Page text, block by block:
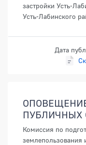
застройки Усть-
Усть-Лабинского
Дата
Комиссия по
землепользования